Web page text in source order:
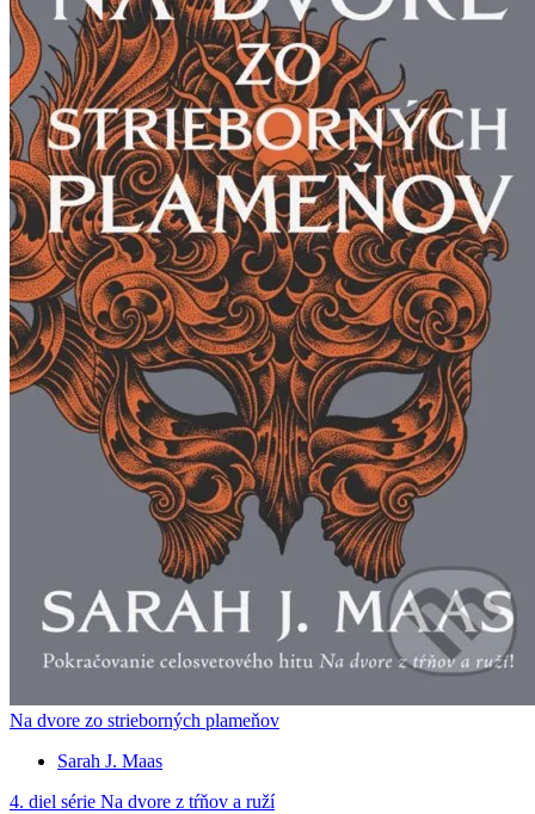
Na dvore zo strieborných plameňov
Sarah J. Maas
4. diel série Na dvore z tŕňov a ruží